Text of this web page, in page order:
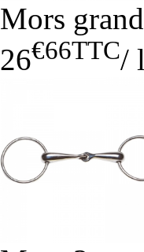
Mors
26€66TTC/